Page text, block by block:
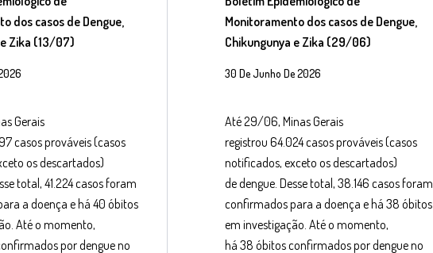
dos casos de Dengue,
Zika (13/07)
Gerais
casos prováveis (casos
os descartados)
total, 41.224 casos foram
a doença e há 40 óbitos
Até o momento,
por dengue no
Monitoramento dos casos de Dengue,
Chikungunya e Zika (29/06)
30 De Junho De 2026
Até 29/06, Minas Gerais
registrou 64.024 casos prováveis (casos
notificados, exceto os descartados)
de dengue. Desse total, 38.146 casos foram
confirmados para a doença e há 38 óbitos
em investigação. Até o momento,
há 38 óbitos confirmados por dengue no